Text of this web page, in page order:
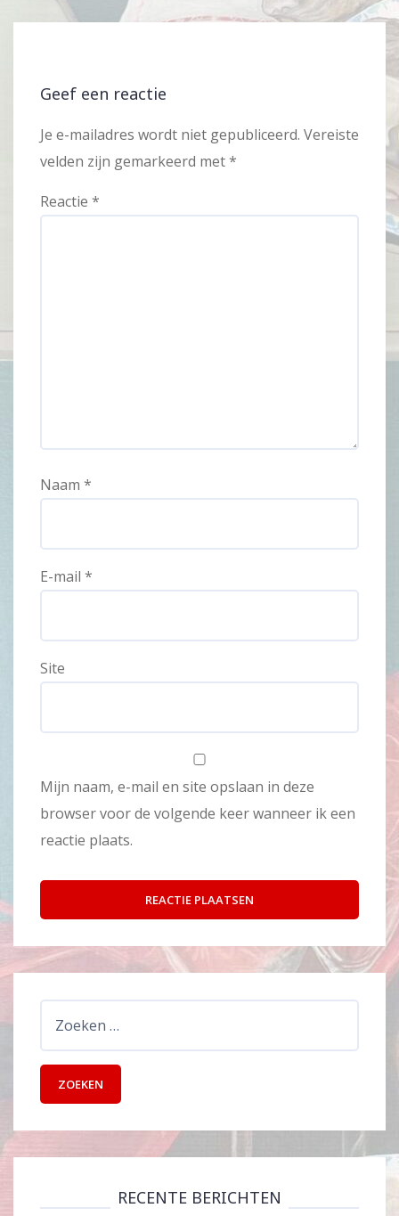
Geef een reactie
Je e-mailadres wordt niet gepubliceerd. Vereiste
velden zijn gemarkeerd met*
Reactie *
Naam *
E-mail *
Site
Mijn naam, e-mail en site opslaan in deze
browser voor de volgende keer wanneer ik een
reactie plaats.
RECENTE BERICHTEN